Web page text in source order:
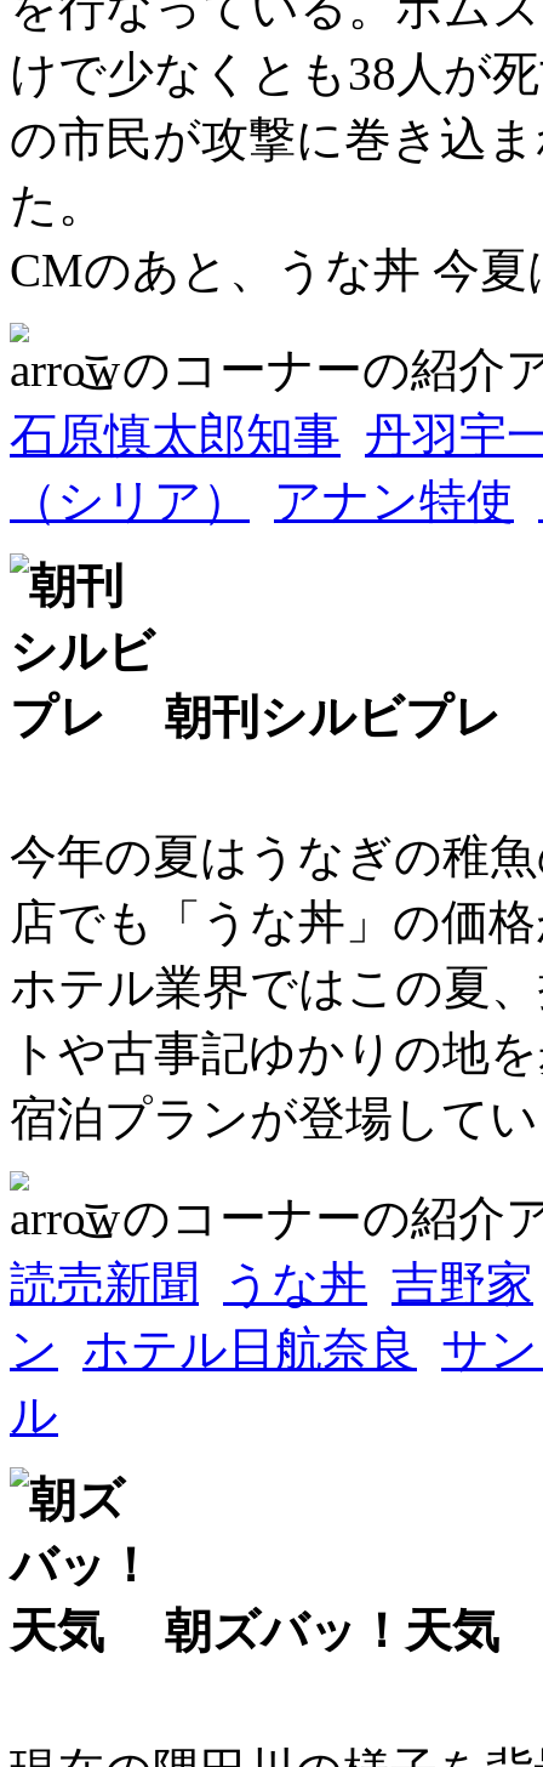
けで少なくとも38人が
の市民が攻撃に巻き込
た。
CMのあと、うな丼 今夏
このコーナーの紹介
石原慎太郎知事 丹羽宇
（シリア）
アナン特使
朝刊シルビプレ
今年の夏はうなぎの稚
店でも「うな丼」の価
ホテル業界ではこの夏
トや古事記ゆかりの地
宿泊プランが登場して
このコーナーの紹介
読売新聞
うな丼 吉野家
ン ホテル日航奈良
サ
ル
朝ズバッ！天気